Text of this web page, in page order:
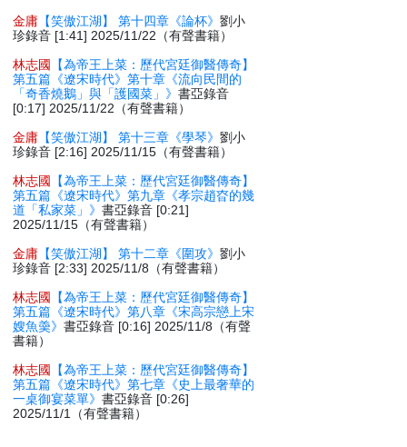
金庸 【笑傲江湖】 第十四章《論杯》劉小
珍錄音 [1:41] 2025/11/22（有聲書籍）
林志國
【為帝王上菜：歷代宮廷御醫傳奇】
第五篇《遼宋時代》第十章《流向民間的
「奇香燒鵝」與「護國菜」》書亞錄音
[0:17] 2025/11/22（有聲書籍）
金庸 【笑傲江湖】 第十三章《學琴》劉小
珍錄音 [2:16] 2025/11/15（有聲書籍）
林志國
【為帝王上菜：歷代宮廷御醫傳奇】
第五篇《遼宋時代》第九章《孝宗趙昚的幾
道「私家菜」》書亞錄音 [0:21]
2025/11/15（有聲書籍）
金庸 【笑傲江湖】 第十二章《圍攻》劉小
珍錄音 [2:33] 2025/11/8（有聲書籍）
林志國
【為帝王上菜：歷代宮廷御醫傳奇】
第五篇《遼宋時代》第八章《宋高宗戀上宋
嫂魚羮》書亞錄音 [0:16] 2025/11/8（有聲
書籍）
林志國
【為帝王上菜：歷代宮廷御醫傳奇】
第五篇《遼宋時代》第七章《史上最奢華的
一桌御宴菜單》書亞錄音 [0:26]
2025/11/1（有聲書籍）